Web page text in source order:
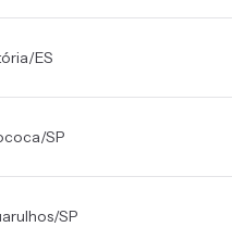
/ES
/SP
/SP